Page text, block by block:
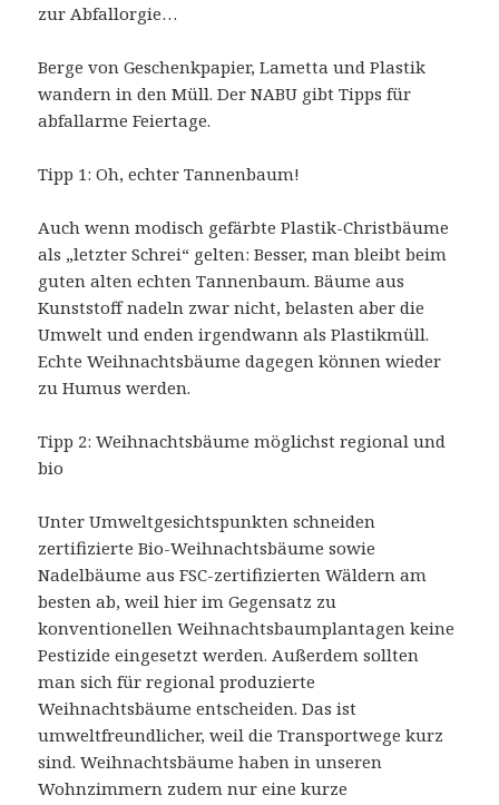
zur Abfallorgie…
Berge von Geschenkpapier, Lametta und Plastik
wandern in den Müll. Der NABU gibt Tipps für
abfallarme Feiertage.
Tipp 1: Oh, echter Tannenbaum!
Auch wenn modisch gefärbte Plastik-Christbäume
als „letzter Schrei“ gelten: Besser, man bleibt beim
guten alten echten Tannenbaum. Bäume aus
Kunststoff nadeln zwar nicht, belasten aber die
Umwelt und enden irgendwann als Plastikmüll.
Echte Weihnachtsbäume dagegen können wieder
zu Humus werden.
Tipp 2: Weihnachtsbäume möglichst regional und
bio
Unter Umweltgesichtspunkten schneiden
zertifizierte Bio-Weihnachtsbäume sowie
Nadelbäume aus FSC-zertifizierten Wäldern am
besten ab, weil hier im Gegensatz zu
konventionellen Weihnachtsbaumplantagen keine
Pestizide eingesetzt werden. Außerdem sollten
man sich für regional produzierte
Weihnachtsbäume entscheiden. Das ist
umweltfreundlicher, weil die Transportwege kurz
sind. Weihnachtsbäume haben in unseren
Wohnzimmern zudem nur eine kurze